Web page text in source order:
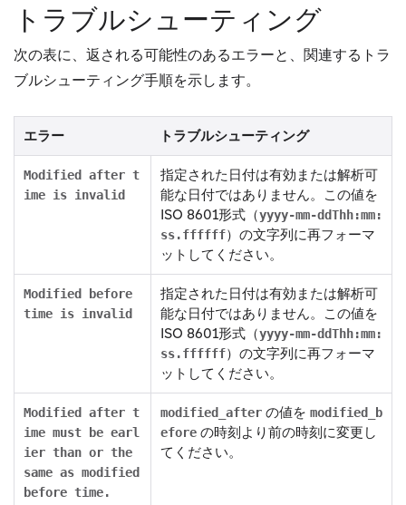
トラブルシューティング
次の表に、返される可能性のあるエラーと、関連するトラ
ブルシューティング手順を示します。
エラー トラブルシューティング
Modified after t
ime is invalid
指定された日付は有効または解析可
能な日付ではありません。この値を
ISO 8601形式（yyyy-mm-ddThh:mm:
ss.ffffff）の文字列に再フォーマ
ットしてください。
Modified before
time is invalid
指定された日付は有効または解析可
能な日付ではありません。この値を
ISO 8601形式（yyyy-mm-ddThh:mm:
ss.ffffff）の文字列に再フォーマ
ットしてください。
Modified after t
ime must be earl
ier than or the
same as modified
before time.
modified_after の値を modified_b
efore の時刻より前の時刻に変更し
てください。